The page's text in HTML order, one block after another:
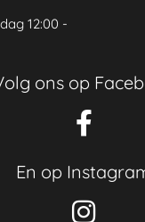
12:00 -
ons op
En op